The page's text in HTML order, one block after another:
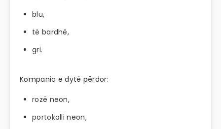
blu,
të bardhë,
gri.
Kompania e dytë përdor:
rozë neon,
portokalli neon,